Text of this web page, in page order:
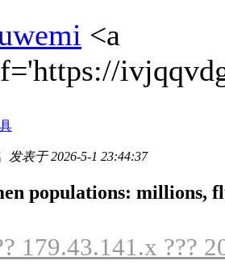
<a
发表于 2026-5-1 23:44:37
populations: millions,
179.43.141.x ???